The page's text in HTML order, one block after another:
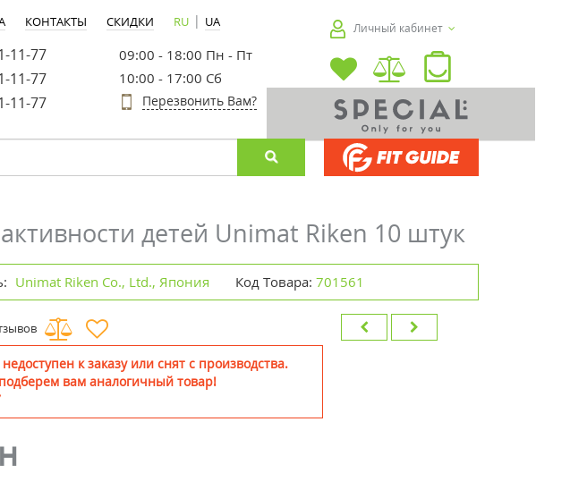
КОНТАКТЫ СКИДКИ RU | UA
11-77
11-77
11-77
09:00 - 18:00 Пн - Пт
10:00 - 17:00 Сб
Перезвонить Вам?
Личный кабинет
детей Unimat Riken 10 штук
Unimat Riken Co., Ltd., Япония Код Товара: 701561
к заказу или снят с производства.
вам аналогичный товар!